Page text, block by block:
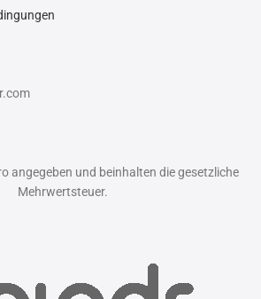
angegeben und beinhalten die gesetzliche
Mehrwertsteuer.